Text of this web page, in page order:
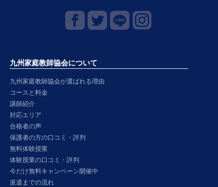
九州家庭教師協会について
九州家庭教師協会が選ばれる理由
コースと料金
講師紹介
対応エリア
合格者の声
保護者の方の口コミ・評判
無料体験授業
体験授業の口コミ・評判
今だけ無料キャンペーン開催中
派遣までの流れ